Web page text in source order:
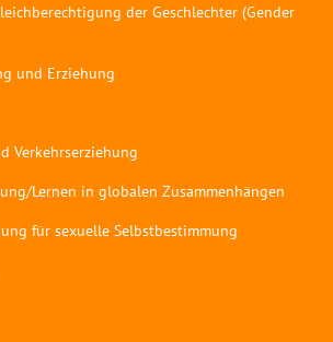
der Geschlechter (Gender
und Erziehung
Verkehrserziehung
Lernen in globalen Zusammenhängen
für sexuelle Selbstbestimmung